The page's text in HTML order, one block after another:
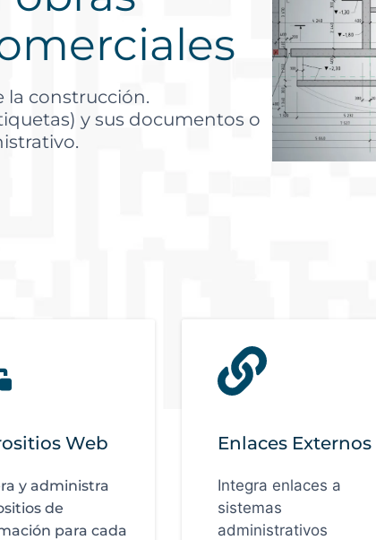
la construcción.
y sus documentos o
Web
y administra
de
para cada
Enlaces Externos
Integra enlaces a
sistemas
administrativos